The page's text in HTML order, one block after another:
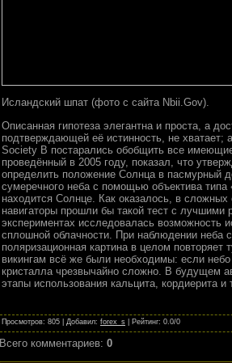
Исландский шпат (фото с сайта Nbii.Gov).
Описанная гипотеза элегантна и проста, а
подтверждающей её истинность, не хватает;
Society B постарались обобщить все
проведённый в 2005 году, показал, что
определить положение Солнца в пасмурный
сумеречного неба с помощью объектива
находится Солнце. Как оказалось, в
навигаторы прошли бы такой тест с лучшими
экспериментах исследовалась возможность
сплошной облачности. При наблюдении неба
поляризационная картина в целом
викингам всё же были необходимы: если небо
кристалла чрезвычайно сложно. В будущем
этапы использования кальцита, кордиерита
Просмотров: 805 | Добавил: forex_s Рейтинг: 0.0/0
Всего комментариев: 0